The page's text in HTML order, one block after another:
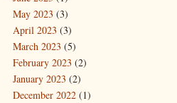
May 2023 (3)
April 2023 (3)
March 2023 (5)
February 2023 (2)
January 2023 (2)
December 2022 (1)